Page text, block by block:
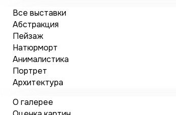
Все выставки
Абстракция
Пейзаж
Натюрморт
Анималистика
Портрет
Архитектура
О галерее